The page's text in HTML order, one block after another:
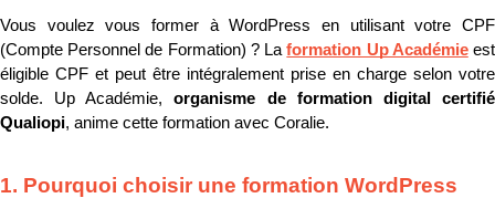
Vous voulez vous former à WordPress en utilisant votre CPF
(Compte Personnel de Formation) ? La formation Up Académie est
éligible CPF et peut être intégralement prise en charge selon votre
solde. Up Académie, organisme de formation digital certifié
Qualiopi, anime cette formation avec Coralie.
1. Pourquoi choisir une formation WordPress